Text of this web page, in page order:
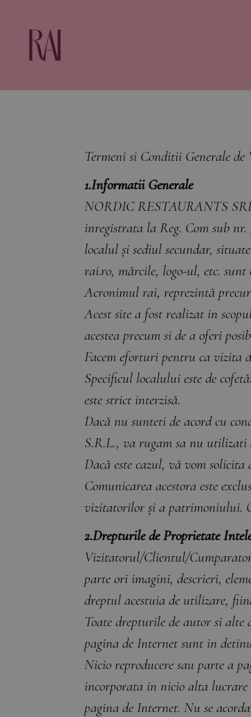
Termeni si Conditii Generale de
1.Informatii Generale
NORDIC RESTAURANTS
inregistrata la Reg. Com sub
localul și sediul secundar,
rai.ro, mărcile, logo-ul, etc. sunt
Acronimul rai, reprezintă
Acest site a fost realizat in
acestea precum si de a oferi
Facem eforturi pentru ca vizita
Specificul localului este de
este strict interzisă.
Dacă nu sunteti de acord cu
S.R.L., va rugam sa nu utilizati
Dacă este cazul, vă vom
Comunicarea acestora este
vizitatorilor și a patrimoniului.
2.Drepturile de Proprietate
Vizitatorul/Clientul/
parte ori imagini, descrieri,
dreptul acestuia de utilizare,
Toate drepturile de autor si
pagina de Internet sunt in
Nicio reproducere sau parte a
incorporata in nicio alta
pagina de Internet. Nu se